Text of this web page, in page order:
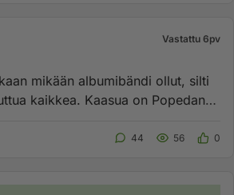
Vastattu 6pv
mikään albumibändi ollut, silti
Kaasua on Popedan
44 56 0